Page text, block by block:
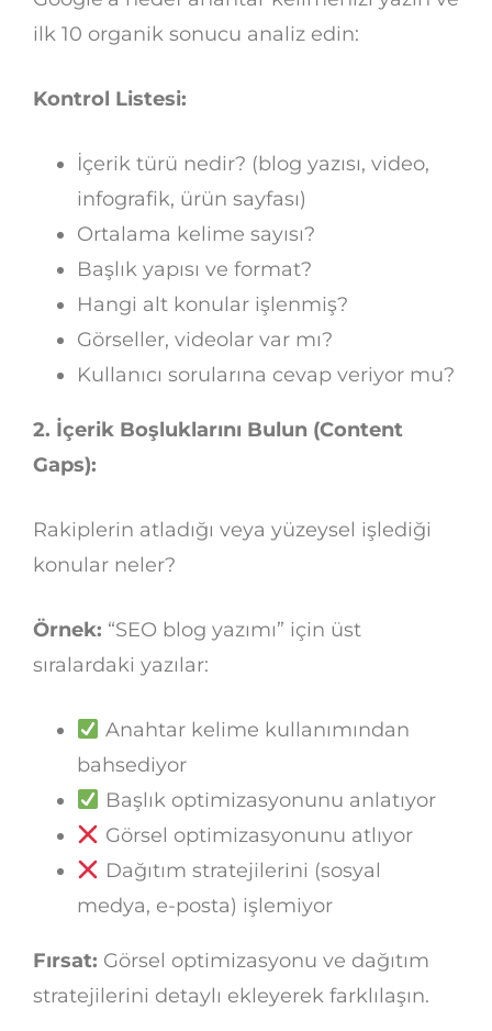
ilk 10 organik sonucu analiz edin:
Kontrol Listesi:
İçerik türü nedir? (blog yazısı, video,
infografik, ürün sayfası)
Ortalama kelime sayısı?
Başlık yapısı ve format?
Hangi alt konular işlenmiş?
Görseller, videolar var mı?
Kullanıcı sorularına cevap veriyor mu?
2. İçerik Boşluklarını Bulun (Content
Gaps):
Rakiplerin atladığı veya yüzeysel işlediği
konular neler?
Örnek: “SEO blog yazımı” için üst
sıralardaki yazılar:
Anahtar kelime kullanımından
bahsediyor
Başlık optimizasyonunu anlatıyor
Görsel optimizasyonunu atlıyor
Dağıtım stratejilerini (sosyal
medya, e-posta) işlemiyor
Fırsat: Görsel optimizasyonu ve dağıtım
stratejilerini detaylı ekleyerek farklılaşın.